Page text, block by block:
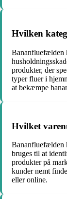
Hvilken
Bananfluefælden
produkter, der
typer fluer i
at bekæmpe
Hvilket
Bananfluefælden
bruges til at
produkter på
kunder nemt
eller online.